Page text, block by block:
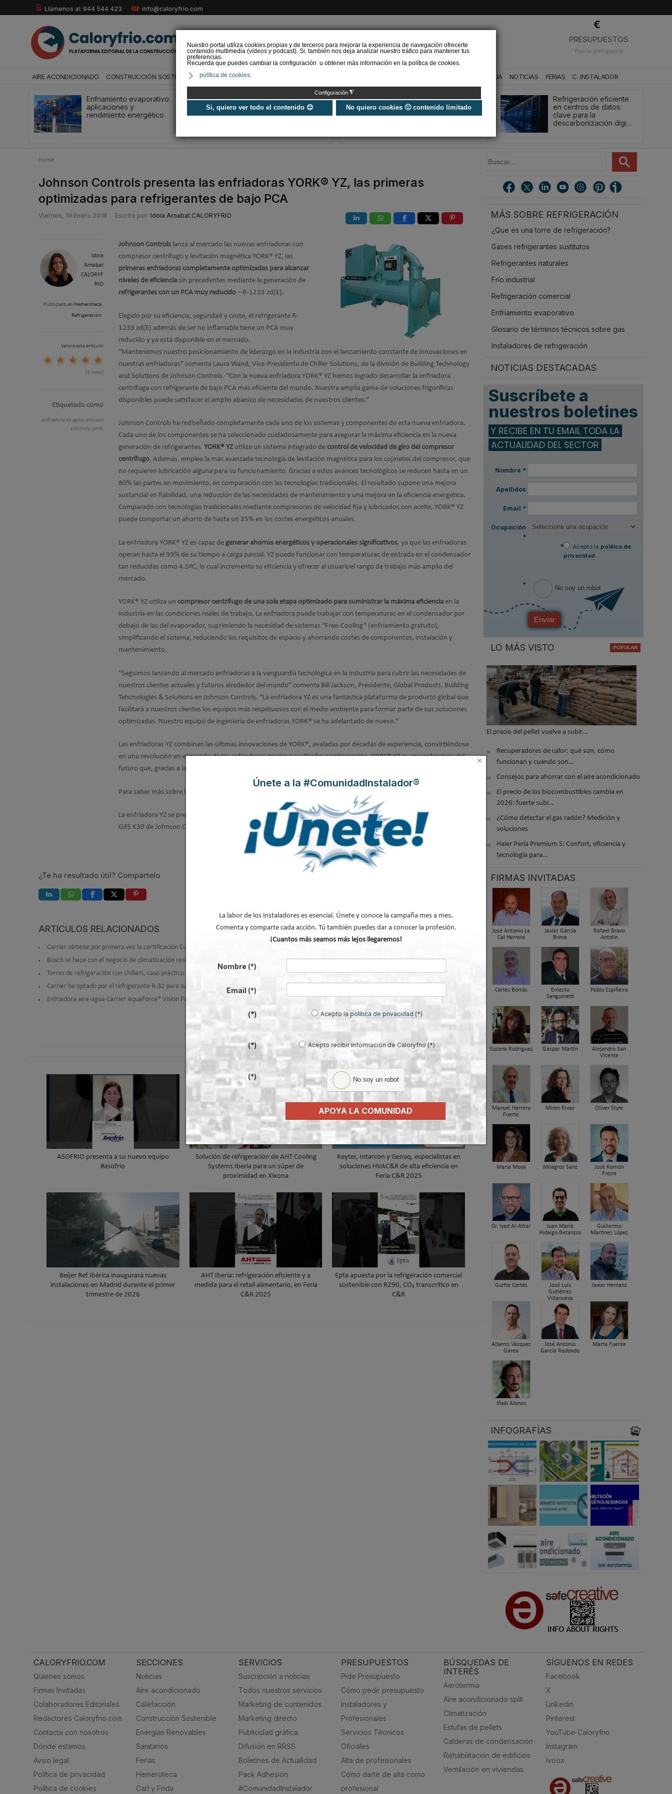
Nuestro portal utiliza cookies propias y de terceros para mejorar la experiencia de navegación ofrecerte
contenido multimedia (vídeos y podcast). Si, también nos deja analizar nuestro tráfico para mantener tus
preferencias.
Recuerda que puedes cambiar la configuración u obtener más información en la política de cookies.
política de cookies.
Configuración ◮
Si, quiero ver todo el contenido 😊 No quiero cookies 🙁 contenido limitado
Llámenos al: 944 544 423 info@caloryfrio.com
PRESUPUESTOS
Pide tu presupuesto
AIRE ACONDICIONADO CONSTRUCCIÓN SOSTENIBLE ENERGÍAS RENOVABLES BAÑO Y AGUA NOTICIAS FERIAS C. INSTALADOR
Enfriamiento evaporativo:
aplicaciones y
rendimiento energético
Normativa F-Gas 2024
Actualizada >> Revisión
del Reglamento 517/2014
Guía de equipos de
refrigeración comercial y
frío industrial ¿Qué
Refrigeración eficiente
en centros de datos:
clave para la
descarbonización digi…
Home
Johnson Controls presenta las enfriadoras YORK® YZ, las primeras
optimizadas para refrigerantes de bajo PCA
Viernes, 19 Enero 2018 Escrito por Idoia Arnabat CALORYFRIO
Idoia
Arnabat
CALORYF
RIO
Publicado en Hemeroteca
Refrigeración
Valora este artículo
(1 Voto)
Etiquetado como
enfriadora de agua, johnson
controls, york,
Johnson Controls lanza al mercado las nuevas enfriadoras con
compresor centrífugo y levitación magnética YORK® YZ, las
primeras enfriadoras completamente optimizadas para alcanzar
niveles de eficiencia sin precedentes mediante la generación de
refrigerantes con un PCA muy reducido – R-1233 zd(E).
Elegido por su eficiencia, seguridad y coste, el refrigerante R-
1233 zd(E) además de ser no inflamable tiene un PCA muy
reducido y ya está disponible en el mercado.
“Mantenemos nuestro posicionamiento de liderazgo en la industria con el lanzamiento constante de innovaciones en
nuestras enfriadoras” comenta Laura Wand, Vice-Presidenta de Chiller Solutions, de la división de Building Technology
and Solutions de Johnson Controls. “Con la nueva enfriadora YORK® YZ hemos logrado desarrollar la enfriadora
centrífuga con refrigerante de bajo PCA más eficiente del mundo. Nuestra amplia gama de soluciones frigoríficas
disponibles puede satisfacer el amplio abanico de necesidades de nuestros clientes.”
Johnson Controls ha rediseñado completamente cada uno de los sistemas y componentes de esta nueva enfriadora.
Cada uno de los componentes se ha seleccionado cuidadosamente para asegurar la máxima eficiencia en la nueva
generación de refrigerantes. YORK® YZ utiliza un sistema integrado de control de velocidad de giro del compresor
centrífugo. Además, emplea la más avanzada tecnología de levitación magnética para los cojinetes del compresor, que
no requieren lubricación alguna para su funcionamiento. Gracias a estos avances tecnológicos se reducen hasta en un
80% las partes en movimiento, en comparación con las tecnologías tradicionales. El resultado supone una mejora
sustancial en fiabilidad, una reducción de las necesidades de mantenimiento y una mejora en la eficiencia energética.
Comparado con tecnologías tradicionales mediante compresores de velocidad fija y lubricados con aceite, YORK® YZ
puede comportar un ahorro de hasta un 35% en los costes energéticos anuales.
La enfriadora YORK® YZ es capaz de generar ahorros energéticos y operacionales significativos, ya que las enfriadoras
operan hasta el 99% de su tiempo a carga parcial. YZ puede funcionar con temperaturas de entrada en el condensador
tan reducidas como 4.5ºC, lo cual incrementa su eficiencia y ofrecer al usuarioel rango de trabajo más amplio del
mercado.
YORK® YZ utiliza un compresor centrífugo de una sola etapa optimizado para suministrar la máxima eficiencia en la
industria en las condiciones reales de trabajo. La enfriadora puede trabajar con temperaturas en el condensador por
debajo de las del evaporador, suprimiendo la necesidad de sistemas “Free-Cooling” (enfriamiento gratuito),
simplificando el sistema, reduciendo los requisitos de espacio y ahorrando costes de componentes, instalación y
mantenimiento.
“Seguimos lanzando al mercado enfriadoras a la vanguardia tecnológica en la industria para cubrir las necesidades de
nuestros clientes actuales y futuros alrededor del mundo” comenta Bill Jackson, Presidente, Global Products, Building
Tehcnologies & Solutions en Johnson Controls. “La enfriadora YZ es una fantástica plataforma de producto global que
facilitará a nuestros clientes los equipos más respetuosos con el medio ambiente para formar parte de sus soluciones
optimizadas. Nuestro equipo de ingeniería de enfriadoras YORK® se ha adelantado de nuevo.”
Las enfriadoras YZ combinan las últimas innovaciones de YORK®, avaladas por décadas de experiencia, convirtiéndose
en una revolución en el mundo de las enfriadoras gracias a su diseño y optimización. YORK® YZ es una enfriadora del
futuro que, gracias a la labor de un equipo de expertos, hoy ya está disponible en el mercado.
Para saber más sobre las enfriadoras YORK® YZ, visite
La enfriadora YZ se presentará en la feria Mostra Convegno Expocomfort (Milán) del 13 al 16 de marzo.Visite el stand
G35 K30 de Johnson Controls-Hitachi Air Conditioning en el Hall 15.
Modificado por última vez enMiércoles, 20 Octubre 2021 14:34
¿Te ha resultado útil? Compártelo
ARTÍCULOS RELACIONADOS
Carrier obtiene por primera vez la certificación Eurovent para enfriadoras por aire FreeCooling diseñadas para centros de datos
Bosch se hace con el negocio de climatización residencial y comercial de Johnson Controls e Hitachi
Torres de refrigeración con chillers, caso práctico de Torraval
Carrier ha optado por el refrigerante R-32 para sus unidades aire-agua Scroll
Enfriadora aire-agua Carrier AquaForce® Vision Puretec 30KAVP-ZE con refrigerante HFO
ASOFRIO presenta a su nuevo equipo
#asofrío
Solución de refrigeración de AHT Cooling
Systems Iberia para un súper de
proximidad en Xixona
Keyter, Intarcon y Genaq, especialistas en
soluciones HVAC&R de alta eficiencia en
Feria C&R 2025
Beijer Ref Ibérica inaugurará nuevas
instalaciones en Madrid durante el primer
trimestre de 2026
AHT Iberia: refrigeración eficiente y a
medida para el retail alimentario, en Feria
C&R 2025
Epta apuesta por la refrigeración comercial
sostenible con R290, CO₂ transcrítico en
C&R
u
MÁS SOBRE REFRIGERACIÓN
¿Que es una torre de refrigeración?
Gases refrigerantes sustitutos
Refrigerantes naturales
Frío industrial
Refrigeración comercial
Enfriamiento evaporativo
Glosario de términos técnicos sobre gas
Instaladores de refrigeración
NOTICIAS DESTACADAS
Suscríbete a
nuestros boletines
Y RECIBE EN TU EMAIL TODA LA
ACTUALIDAD DEL SECTOR
Nombre *
Apellidos
Email *
Ocupación
*
*
Acepto la política de
privacidad.
* No soy un robot
Enviar
LO MÁS VISTO
El precio del pellet vuelve a subir…
Recuperadores de calor: qué son, cómo
funcionan y cuándo son…
Consejos para ahorrar con el aire acondicionado
El precio de los biocombustibles cambia en
2026: fuerte subi…
¿Cómo detectar el gas radón? Medición y
soluciones
Haier Perla Premium S: Confort, eficiencia y
tecnología para…
FIRMAS INVITADAS
José Antonio La
Cal Herrera
Javier García
Breva
Rafael Bravo
Antolín
Carles Borrás
Ernesto
Sanguinetti
Pablo Espiñeira
Susana Rodriguez Gaspar Martín
Alejandro San
Vicente
Manuel Herrero
Fuerte
Miren Rivas Oliver Style
María Moya Milagros Sanz
José Ramón
Freire
Dr. Iyad Al-Attar
Juan María
Hidalgo Betanzos
Guillermo
Martínez López
Guifre Cortés
José Luis
Gutiérrez
Villanueva
Javier Hernanz
Alberto Vázquez
Garea
José Antonio
García Redondo
Marta Fuente
Iñaki Alonso
INFOGRAFÍAS
CALORYFRIO.COM
Quienes somos
Firmas Invitadas
Colaboradores Editoriales
Redactores Caloryfrio.com
Contacta con nosotros
Dónde estamos
Aviso legal
Política de privacidad
Política de cookies
SECCIONES
Noticias
Aire acondicionado
Calefacción
Construcción Sostenible
Energías Renovables
Sanitarios
Ferias
Hemeroteca
Carl y Frida
SERVICIOS
Suscripción a noticias
Todos nuestros servicios
Marketing de contenidos
Marketing directo
Publicidad gráfica
Difusión en RRSS
Boletines de Actualidad
Pack Adhesión
#ComunidadInstalador
PRESUPUESTOS
Pide Presupuesto
Cómo pedir presupuesto
Instaladores y
Profesionales
Servicios Técnicos
Oficiales
Alta de profesionales
Cómo darte de alta como
profesional
BÚSQUEDAS DE
INTERÉS
Aerotermia
Aire acondicionado split
Climatización
Estufas de pellets
Calderas de condensación
Rehabilitación de edificios
Ventilación en viviendas
SÍGUENOS EN REDES
Facebook
X
Linkedin
Pinterest
YouTube Caloryfrio
Instagram
Ivoox
×
Únete a la #ComunidadInstalador®
La labor de los instaladores es esencial. Únete y conoce la campaña mes a mes.
Comenta y comparte cada acción. Tú también puedes dar a conocer la profesión.
¡Cuantos más seamos más lejos llegaremos!
Nombre (*)
Email (*)
(*) Acepto lapolítica de privacidad (*)
(*) Acepto recibir información de Caloryfrio (*)
(*) No soy un robot
APOYA LA COMUNIDAD